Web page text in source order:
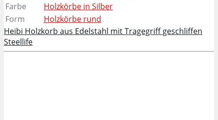
Farbe
Holzkörbe in Silber
Form
Holzkörbe rund
Heibi Holzkorb aus Edelstahl mit Tragegriff geschliffen
Steellife